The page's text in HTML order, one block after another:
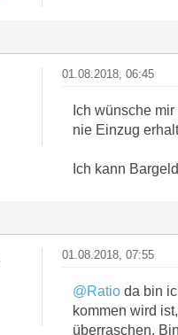
01.08.2018, 06:45
Ich wünsche
nie Einzug
Ich kann
01.08.2018, 07:55
@Ratioda bin
kommen wird
überraschen.